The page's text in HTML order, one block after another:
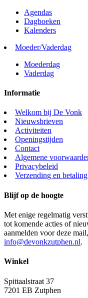
Agendas
Dagboeken
Kalenders
Moeder/Vaderdag
Moederdag
Vaderdag
Informatie
Welkom bij De Vonk
Nieuwsbrieven
Activiteiten
Openingstijden
Contact
Algemene
Privacybeleid
Verzending en betaling
Blijf op de hoogte
Met enige regelmatig
tot komende acties of
aanmelden voor deze
info@devonkzutphen.nl.
Winkel
Spittaalstraat 37
7201 EB Zutphen